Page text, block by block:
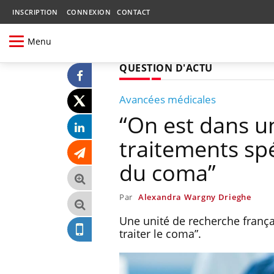
INSCRIPTION CONNEXION CONTACT
Menu
QUESTION D'ACTU
Avancées médicales
“On est dans
traitements
du coma”
Par Alexandra Wargny Drieghe
Une unité de recherche
traiter le coma”.